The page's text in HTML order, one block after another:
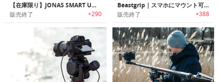
【在庫限り】JONAS SMART UMBRELLA｜天気を知らせてくれるBluetooth対応スマート傘「ジョナス」
販売終了 +290
Beastgrip｜スマホにマウント可能なDOFアダプター/ワイドアングルレンズキット付きカメラグリップ
販売終了 +388